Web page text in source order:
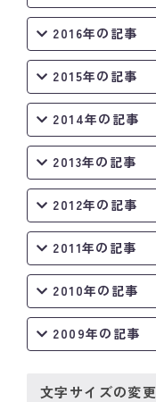
2016年の記事
2015年の記事
2014年の記事
2013年の記事
2012年の記事
2011年の記事
2010年の記事
2009年の記事
文字サイズの変更